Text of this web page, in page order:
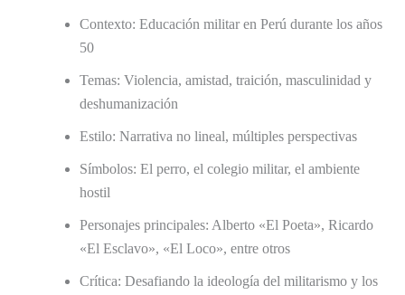
Contexto: Educación militar en Perú durante los años
50
Temas: Violencia, amistad, traición, masculinidad y
deshumanización
Estilo: Narrativa no lineal, múltiples perspectivas
Símbolos: El perro, el colegio militar, el ambiente
hostil
Personajes principales: Alberto «El Poeta», Ricardo
«El Esclavo», «El Loco», entre otros
Crítica: Desafiando la ideología del militarismo y los